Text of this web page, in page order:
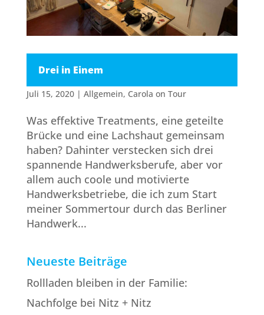
Drei in Einem
Juli 15, 2020| Allgemein, Carola on Tour
Was effektive Treatments, eine geteilte
Brücke und eine Lachshaut gemeinsam
haben? Dahinter verstecken sich drei
spannende Handwerksberufe, aber vor
allem auch coole und motivierte
Handwerksbetriebe, die ich zum Start
meiner Sommertour durch das Berliner
Handwerk...
Neueste Beiträge
Rollladen bleiben in der Familie:
Nachfolge bei Nitz + Nitz